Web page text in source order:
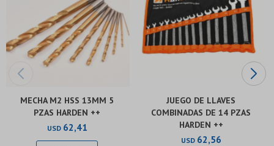
MECHA M2 HSS 13MM 5
PZAS HARDEN ++
USD 62,41
JUEGO DE LLAVES
COMBINADAS DE 14 PZAS
HARDEN ++
USD 62,56